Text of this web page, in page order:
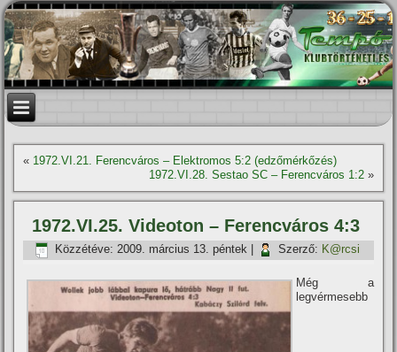
« 1972.VI.21. Ferencváros – Elektromos 5:2 (edzőmérkőzés)
1972.VI.28. Sestao SC – Ferencváros 1:2»
1972.VI.25. Videoton – Ferencváros 4:3
Közzétéve: 2009. március 13. péntek Szerző: K@rcsi
Még a
legvérmesebb